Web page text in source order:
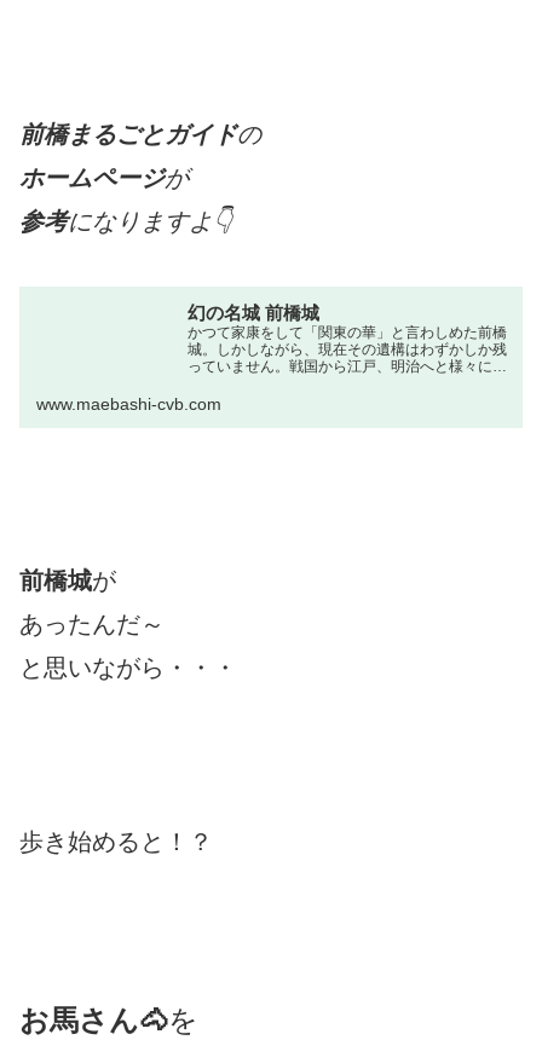
前橋まるごとガイドの
ホームページが
参考になりますよ👇
幻の名城 前橋城
かつて家康をして「関東の華」と言わしめた前橋
城。しかしながら、現在その遺構はわずかしか残
っていません。戦国から江戸、明治へと様々に城
の足元に眠る幻の城の歴史を少しだけご紹介しま
www.maebashi-cvb.com
前橋城が
あったんだ～
と思いながら・・・
歩き始めると！？
お馬さん🐴を